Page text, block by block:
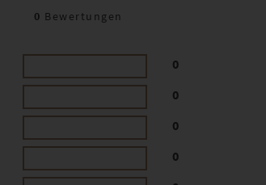
0 Bewertungen
0
0
0
0